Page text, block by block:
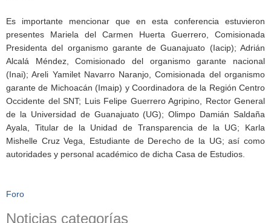
Es importante mencionar que en esta conferencia estuvieron
presentes Mariela del Carmen Huerta Guerrero, Comisionada
Presidenta del organismo garante de Guanajuato (Iacip); Adrián
Alcalá Méndez, Comisionado del organismo garante nacional
(Inai); Areli Yamilet Navarro Naranjo, Comisionada del organismo
garante de Michoacán (Imaip) y Coordinadora de la Región Centro
Occidente del SNT; Luis Felipe Guerrero Agripino, Rector General
de la Universidad de Guanajuato (UG); Olimpo Damián Saldaña
Ayala, Titular de la Unidad de Transparencia de la UG; Karla
Mishelle Cruz Vega, Estudiante de Derecho de la UG; así como
autoridades y personal académico de dicha Casa de Estudios.
Foro
Noticias categorías